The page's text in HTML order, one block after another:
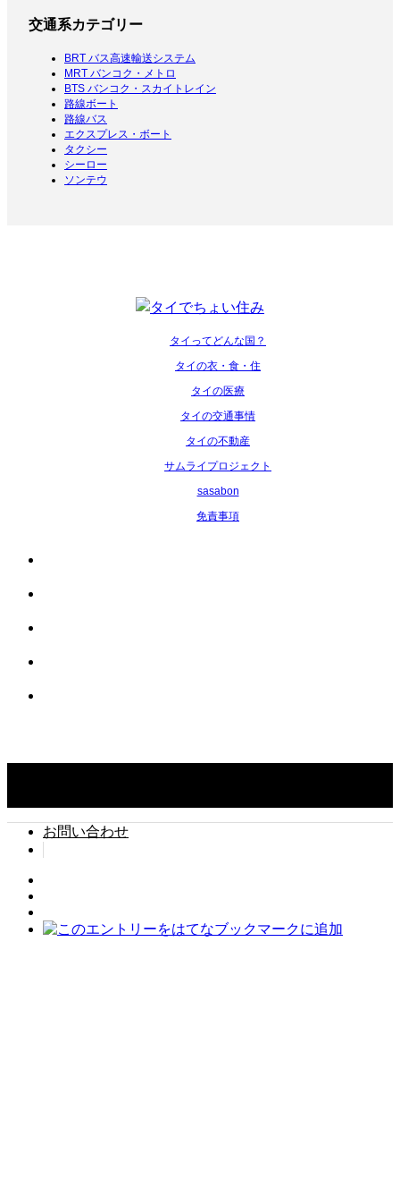
交通系カテゴリー
BRT バス高速輸送システム
MRT バンコク・メトロ
BTS バンコク・スカイトレイン
路線ボート
路線バス
エクスプレス・ボート
タクシー
シーロー
ソンテウ
タイってどんな国？
タイの衣・食・住
タイの医療
タイの交通事情
タイの不動産
サムライプロジェクト
sasabon
免責事項
お問い合わせ